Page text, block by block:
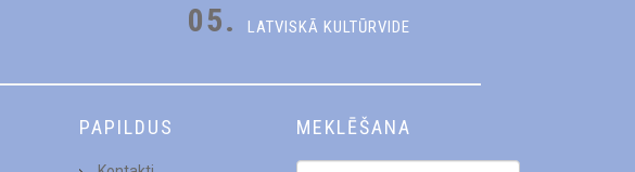
05. LATVISKĀ KULTŪRVIDE
PAPILDUS MEKLĒŠANA